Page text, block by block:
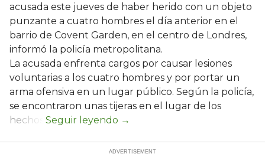
acusada este jueves de haber herido con un objeto
punzante a cuatro hombres el día anterior en el
barrio de Covent Garden, en el centro de Londres,
informó la policía metropolitana.
La acusada enfrenta cargos por causar lesiones
voluntarias a los cuatro hombres y por portar un
arma ofensiva en un lugar público. Según la policía,
se encontraron unas tijeras en el lugar de los
hechos.